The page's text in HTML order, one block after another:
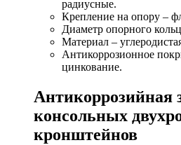
радиусные.
Крепление на опору –
Диаметр опорного
Материал –
Антикоррозионное
цинкование.
Антикоррозийная
консольных
кронштейнов